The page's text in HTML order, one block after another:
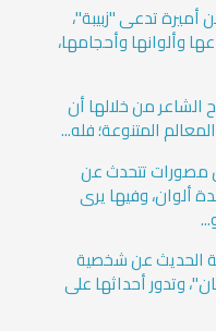
أميرة تدعى "زبيبة"،
وألوانها وأحجامها،
من خلالها أن
المتنوعة؛ فله...
مصورات تتحدث عن
ألوان، وفيها يرى
الحديث عن شخصية
وتدور أحداثها على